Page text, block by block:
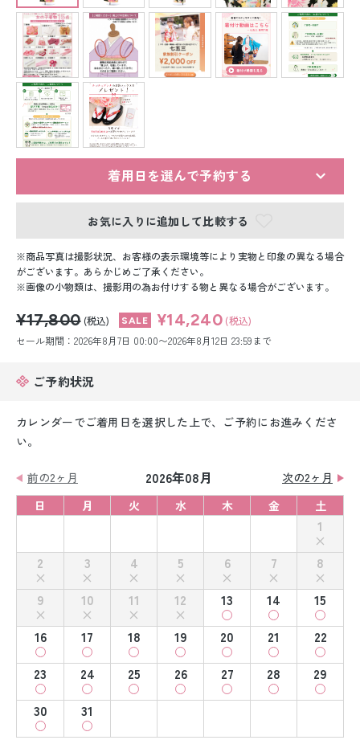
ベビー洋装レンタル
紋付袴レンタル
留袖レンタル
男性礼装レンタル
白無垢&紋付袴レンタル
引き振袖レンタル
小物販売品
着用日を選んで予約する
お気に入りに追加して比較する
商品写真は撮影状況、お客様の表示環境等により実物と印象の異なる場合
がございます。あらかじめご了承ください。
画像の小物類は、撮影用の為お付けする物と異なる場合がございます。
¥17,800 (税込) ¥14,240 (税込)
セール期間：2026年8月7日 00:00〜2026年8月12日 23:59まで
ご予約状況
カレンダーでご着用日を選択した上で、ご予約にお進みくださ
い。
前の2ヶ月 2026年08月
次の2ヶ月
日
月 火 水 木 金 土
1
2
3 4 5 6 7
8
9
10 11 12 13 14
15
16
17 18 19 20 21
22
23
24 25 26 27 28
29
30
31